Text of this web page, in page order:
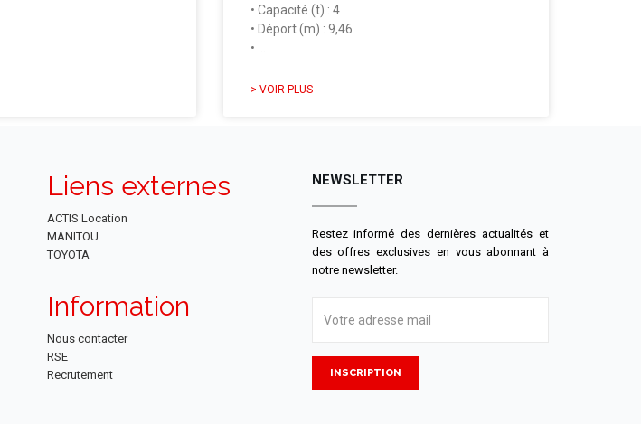
• Capacité (t) : 4
• Déport (m) : 9,46
• …
> VOIR PLUS
Liens externes
ACTIS Location
MANITOU
TOYOTA
Information
Nous contacter
RSE
Recrutement
NEWSLETTER
Restez informé des dernières actualités et
des offres exclusives en vous abonnant à
notre newsletter.
INSCRIPTION